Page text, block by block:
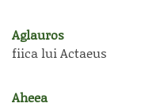
Aglauros
fiica lui Actaeus
Aheea